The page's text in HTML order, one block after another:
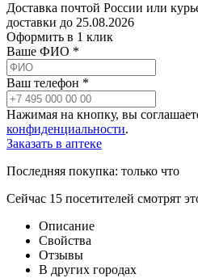
Доставка почтой России или
доставки до 25.08.2026
Оформить в 1 клик
Ваше ФИО *
Ваш телефон *
Нажимая на кнопку, вы
конфиденциальности.
Заказать в аптеке
Последняя покупка: только что
Сейчас 15 посетителей смотрят
Описание
Свойства
Отзывы
В других городах